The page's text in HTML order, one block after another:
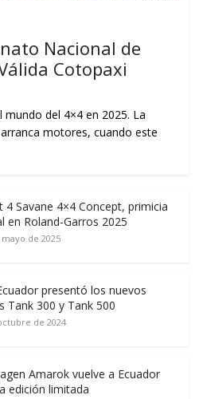
Nacional de
Cotopaxi
del 4×4 en 2025. La
motores, cuando este
4 Savane 4×4 Concept, primicia
en Roland-Garros 2025
de 2025
presentó los nuevos
Tank 300 y Tank 500
de 2024
Amarok vuelve a Ecuador
edición limitada